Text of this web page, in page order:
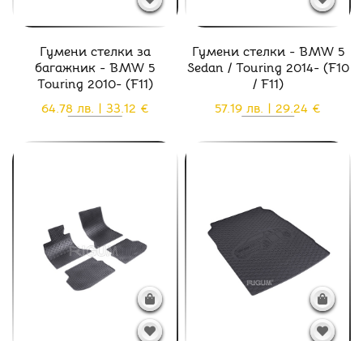
Гумени стелки за
багажник - BMW 5
Touring 2010- (F11)
64.78 лв. | 33.12 €
Гумени стелки - BMW 5
Sedan / Touring 2014- (F10
/ F11)
57.19 лв. | 29.24 €